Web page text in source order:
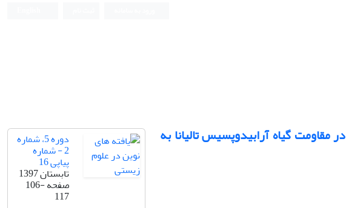
نقش کنترل منفی ژن شبه استریکتوسیدین سینتاز-7 در مقاومت گیاه آرابیدوپسیس تالیانا به دوره 5، شماره
2 - شماره
پیاپی 16
تابستان 1397
صفحه106-
117